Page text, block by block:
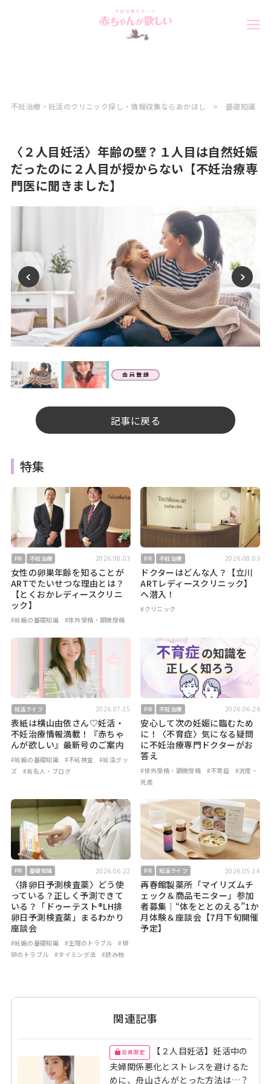
不妊治療・妊活のクリニック探し・情報収集ならあかほし 基礎知識
〈２人目妊活〉年齢の壁？１人目は自然妊娠
だったのに２人目が授からない【不妊治療専
門医に聞きました】
記事に戻る
特集
PR 不妊治療 2026.08.03
女性の卵巣年齢を知ることが
ARTでたいせつな理由とは？
【とくおかレディースクリニ
ック】
#妊娠の基礎知識 #体外受精・顕微授精
PR 不妊治療 2026.08.03
ドクターはどんな人？【立川
ARTレディースクリニック】
へ潜入！
#クリニック
妊活ライフ 2026.07.15
表紙は横山由依さん♡妊活・
不妊治療情報満載！『赤ちゃ
んが欲しい』最新号のご案内
#妊娠の基礎知識 #不妊検査
#妊活グッ
ズ
#有名人・ブログ
PR 不妊治療 2026.06.26
安心して次の妊娠に臨むため
に！〈不育症〉気になる疑問
に不妊治療専門ドクターがお
答え
#体外受精・顕微授精 #不育症
#流産・
死産
PR 基礎知識 2026.06.22
〈排卵日予測検査薬〉どう使
っている？正しく予測できて
いる？「ドゥーテスト®LH排
卵日予測検査薬」まるわかり
座談会
#妊娠の基礎知識 #生理のトラブル
#排
卵のトラブル
#タイミング法 #読み物
PR 妊活ライフ 2026.05.14
再春館製薬所「マイリズムチ
ェック＆商品モニター」参加
者募集｜“体をととのえる”1か
月体験＆座談会【7月下旬開催
予定】
関連記事
会員限定
【２人目妊活】妊活中の
夫婦関係悪化とストレスを避けるた
めに、舟山さんがとった方法は…？